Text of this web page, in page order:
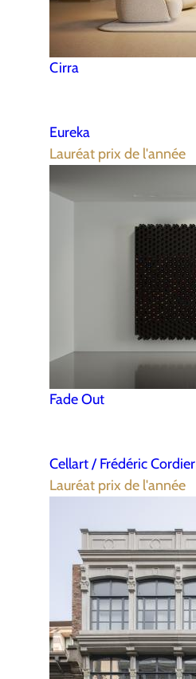
Cirra
Eureka
Lauréat prix de l'année
Fade Out
Cellart / Frédéric Cordier
Lauréat prix de l'année